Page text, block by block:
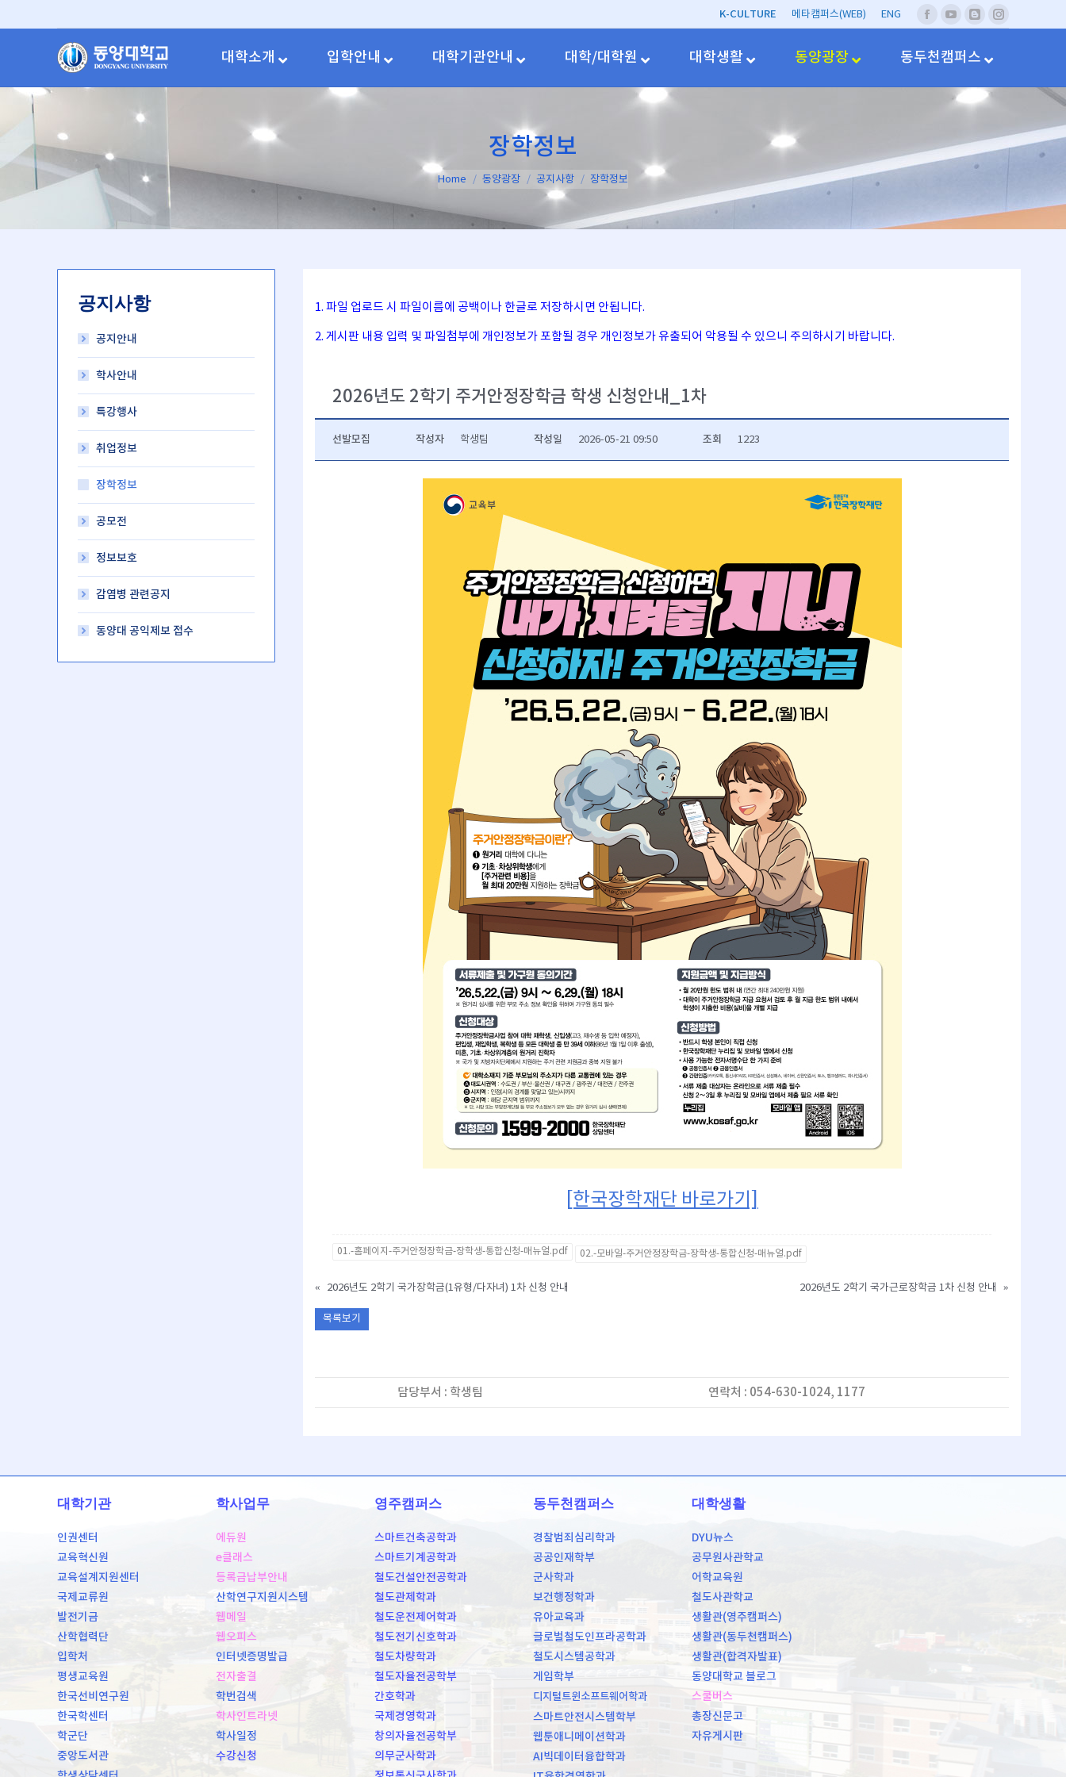
K-CULTURE 메타캠퍼스(WEB) ENG
페
스
북
유
브
네
버
그
Instagram
대학소개 입학안내 대학기관안내 대학/대학원 대학생활 동양광장 동두천캠퍼스
장학정보
You are here:
Home 동양광장 공지사항 장학정보
1. 파일 업로드 시 파일이름에 공백이나 한글로 저장하시면 안됩니다.
2. 게시판 내용 입력 및 파일첨부에 개인정보가 포함될 경우 개인정보가 유출되어 악용될 수 있으니 주의하시기 바랍니다.
2026년도 2학기 주거안정장학금 학생 신청안내_1차
선발모집 작성자 학생팀 작성일 2026-05-21 09:50 조회 1223
[한국장학재단 바로가기]
01.-홈페이지-주거안정장학금-장학생-통합신청-매뉴얼.pdf 02.-모바일-주거안정장학금-장학생-통합신청-매뉴얼.pdf
« 2026년도 2학기 국가장학금(1유형/다자녀) 1차 신청 안내 2026년도 2학기 국가근로장학금 1차 신청 안내 »
목록보기
담당부서 : 학생팀 연락처 : 054-630-1024, 1177
공지사항
공지안내
학사안내
특강행사
취업정보
장학정보
공모전
정보보호
감염병 관련공지
동양대 공익제보 접수
대학기관
인권센터
교육혁신원
교육설계지원센터
국제교류원
발전기금
산학협력단
입학처
평생교육원
한국선비연구원
한국학센터
학군단
중앙도서관
학사업무
에듀원
e클래스
등록금납부안내
산학연구지원시스템
웹메일
웹오피스
인터넷증명발급
전자출결
학번검색
학사인트라넷
학사일정
수강신청
영주캠퍼스
스마트건축공학과
스마트기계공학과
철도건설안전공학과
철도관제학과
철도운전제어학과
철도전기신호학과
철도차량학과
철도자율전공학부
간호학과
국제경영학과
창의자율전공학부
의무군사학과
동두천캠퍼스
경찰범죄심리학과
공공인재학부
군사학과
보건행정학과
유아교육과
글로벌철도인프라공학과
철도시스템공학과
게임학부
디지털트윈소프트웨어학과
스마트안전시스템학부
웹툰애니메이션학과
AI빅데이터융합학과
대학생활
DYU뉴스
공무원사관학교
어학교육원
철도사관학교
생활관(영주캠퍼스)
생활관(동두천캠퍼스)
생활관(합격자발표)
동양대학교 블로그
스쿨버스
총장신문고
자유게시판